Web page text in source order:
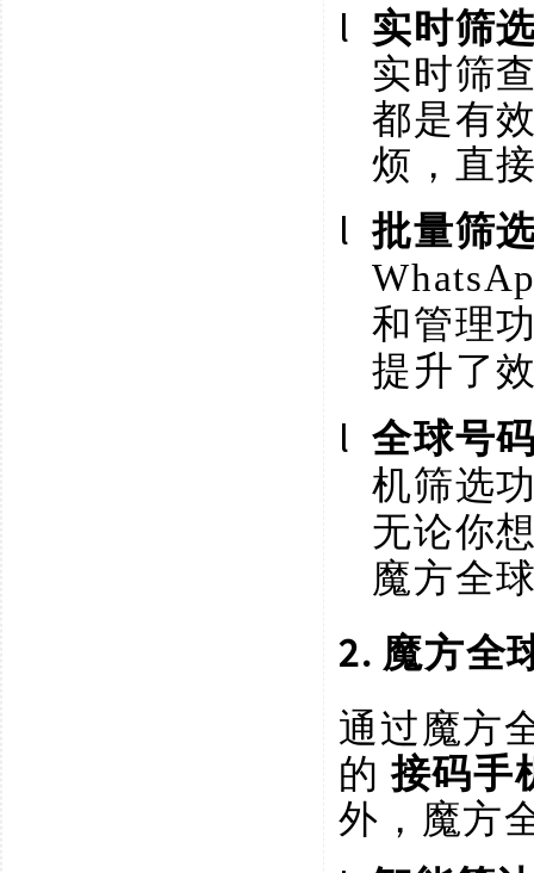
l 实时筛
实时筛
都是有
烦，直
l 批量筛
和管理
提升了
l 全球号
机筛选
无论你
魔方全
2. 魔方全
通过魔方
的接码手
外，魔方